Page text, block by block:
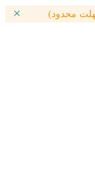
محدود)